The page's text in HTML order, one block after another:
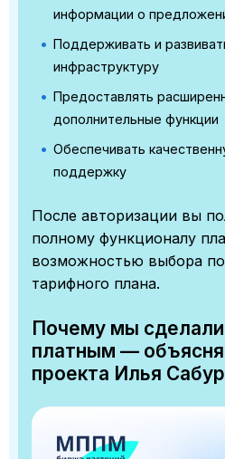
информации о
Поддерживать и
инфраструктуру
Предоставлять
дополнительные функции
Обеспечивать
поддержку
После авторизации вы
полному функционалу
возможностью выбора
тарифного плана.
Почему мы
платным —
проекта Илья